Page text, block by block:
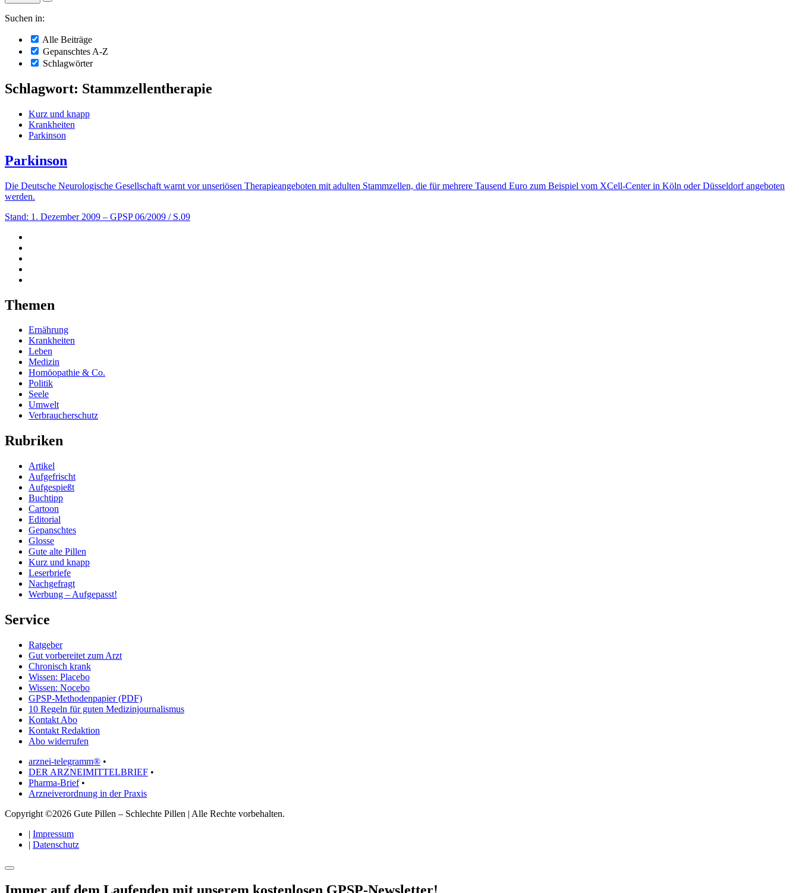
Suchen in:
Alle Beiträge
Gepanschtes A-Z
Schlagwörter
Schlagwort: Stammzellentherapie
Kurz und knapp
Krankheiten
Parkinson
Parkinson
Die Deutsche Neurologische Gesellschaft warnt vor unseriösen Therapieangeboten mit adulten Stammzellen, die für mehrere Tausend Euro zum Beispiel vom XCell-Center in Köln oder Düsseldorf angeboten
werden.
Stand: 1. Dezember 2009 – GPSP 06/2009 / S.09
Themen
Ernährung
Krankheiten
Leben
Medizin
Homöopathie & Co.
Politik
Seele
Umwelt
Verbraucherschutz
Rubriken
Artikel
Aufgefrischt
Aufgespießt
Buchtipp
Cartoon
Editorial
Gepanschtes
Glosse
Gute alte Pillen
Kurz und knapp
Leserbriefe
Nachgefragt
Werbung – Aufgepasst!
Service
Ratgeber
Gut vorbereitet zum Arzt
Chronisch krank
Wissen: Placebo
Wissen: Nocebo
GPSP-Methodenpapier (PDF)
10 Regeln für guten Medizinjournalismus
Kontakt Abo
Kontakt Redaktion
Abo widerrufen
arznei-telegramm® •
DER ARZNEIMITTELBRIEF •
Pharma-Brief•
Arzneiverordnung in der Praxis
Copyright ©2026 Gute Pillen – Schlechte Pillen | Alle Rechte vorbehalten.
| Impressum
| Datenschutz